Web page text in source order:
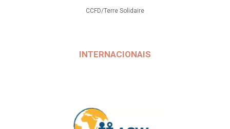
CCFD/Terre Solidaire
INTERNACIONAIS